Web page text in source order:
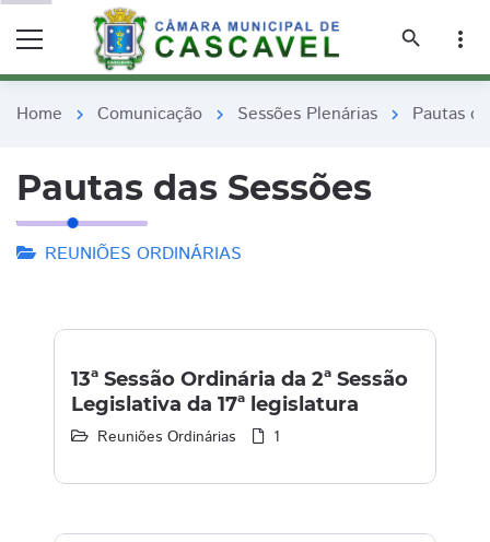
search
more_vert
Home chevron_right Comunicação chevron_right Sessões Plenárias chevron_right Pautas
Pautas das Sessões
REUNIÕES ORDINÁRIAS
13ª Sessão Ordinária da 2ª Sessão
Legislativa da 17ª legislatura
Reuniões Ordinárias 1